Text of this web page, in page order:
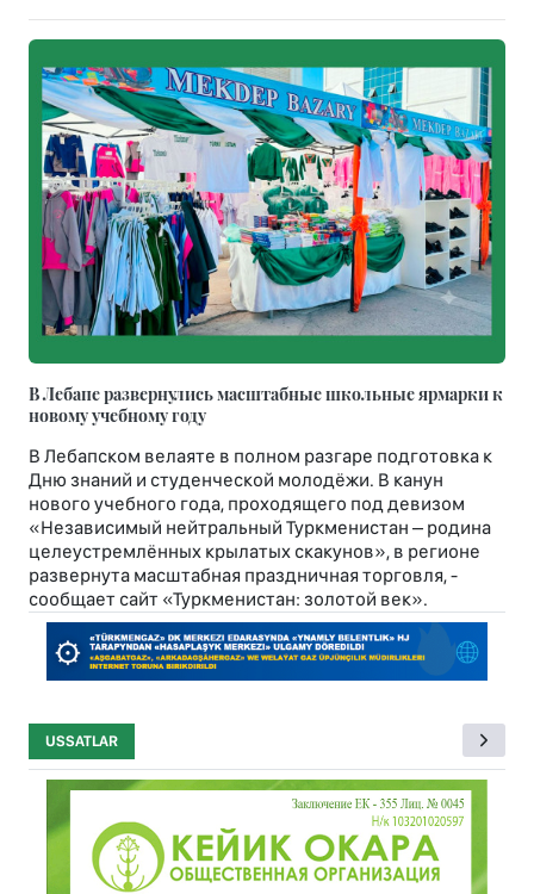
В Лебапе развернулись масштабные школьные ярмарки к
новому учебному году
В Лебапском велаяте в полном разгаре подготовка к
Дню знаний и студенческой молодёжи. В канун
нового учебного года, проходящего под девизом
«Независимый нейтральный Туркменистан – родина
целеустремлённых крылатых скакунов», в регионе
развернута масштабная праздничная торговля, -
сообщает сайт «Туркменистан: золотой век».
USSATLAR